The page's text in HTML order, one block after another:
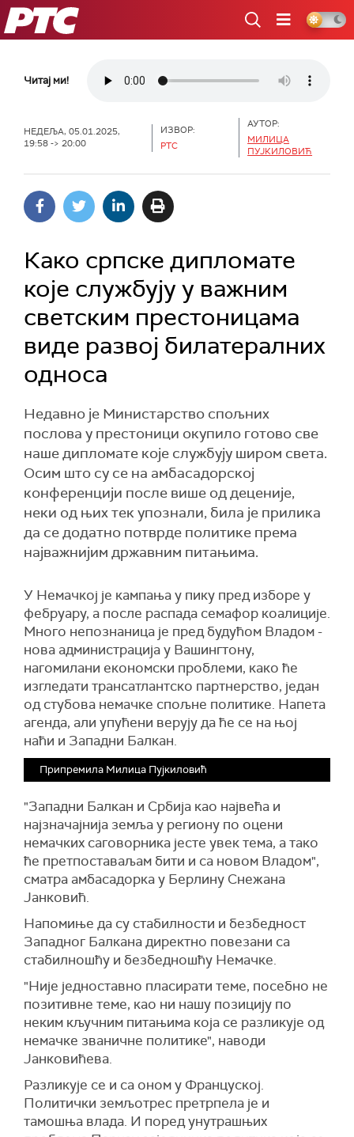
РТС
Читај ми!
НЕДЕЉА, 05.01.2025,
19:58 -> 20:00
ИЗВОР:
РТС
АУТОР:
МИЛИЦА
ПУЈКИЛОВИЋ
Како српске дипломате
које службују у важним
светским престоницама
виде развој билатералних
односа
Недавно је Министарство спољних
послова у престоници окупило готово све
наше дипломате које службују широм света.
Осим што су се на амбасадорској
конференцији после више од деценије,
неки од њих тек упознали, била је прилика
да се додатно потврде политике према
најважнијим државним питањима.
У Немачкој је кампања у пику пред изборе у
фебруару, а после распада семафор коалиције.
Много непознаница је пред будућом Владом -
нова администрација у Вашингтону,
нагомилани економски проблеми, како ће
изгледати трансатлантско партнерство, један
од стубова немачке спољне политике. Напета
агенда, али упућени верују да ће се на њој
наћи и Западни Балкан.
Припремила Милица Пујкиловић
"Западни Балкан и Србија као највећа и
најзначајнија земља у региону по оцени
немачких саговорника јесте увек тема, а тако
ће претпоставаљам бити и са новом Владом",
сматра амбасадорка у Берлину Снежана
Јанковић.
Напомиње да су стабилности и безбедност
Западног Балкана директно повезани са
стабилношћу и безбедношћу Немачке.
"Није једноставно пласирати теме, посебно не
позитивне теме, као ни нашу позицију по
неким кључним питањима која се разликује од
немачке званичне политике", наводи
Јанковићева.
Разликује се и са оном у Француској.
Политички земљотрес претрпела је и
тамошња влада. И поред унутрашњих